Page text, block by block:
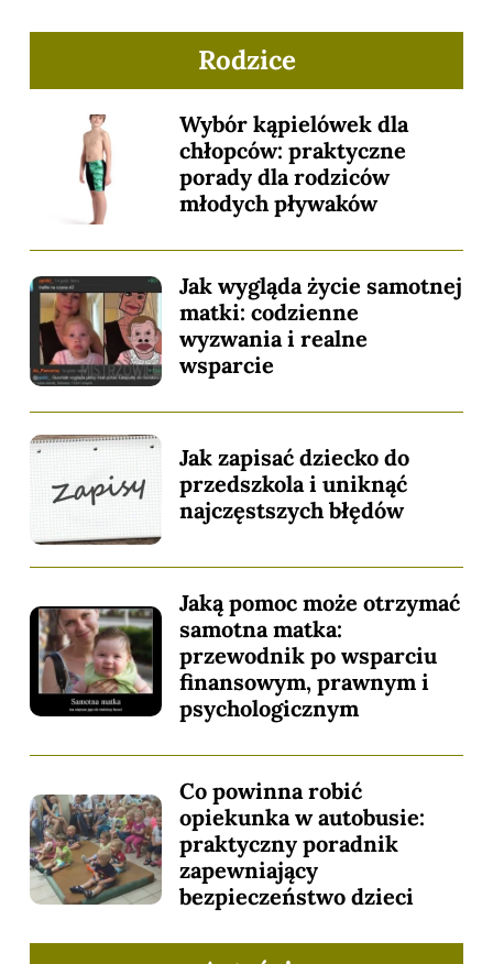
Rodzice
Wybór kąpielówek dla
chłopców: praktyczne
porady dla rodziców
młodych pływaków
Jak wygląda życie samotnej
matki: codzienne
wyzwania i realne
wsparcie
Jak zapisać dziecko do
przedszkola i uniknąć
najczęstszych błędów
Jaką pomoc może otrzymać
samotna matka:
przewodnik po wsparciu
finansowym, prawnym i
psychologicznym
Co powinna robić
opiekunka w autobusie:
praktyczny poradnik
zapewniający
bezpieczeństwo dzieci